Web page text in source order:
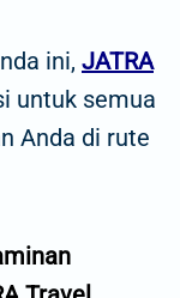
ini, JATRA
untuk semua
Anda di rute